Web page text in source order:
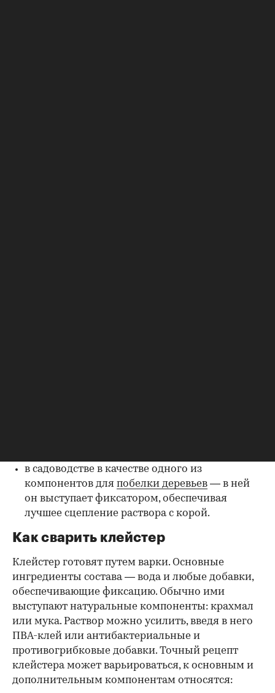
в садоводстве в качестве одного из
компонентов для побелки деревьев — в ней
он выступает фиксатором, обеспечивая
лучшее сцепление раствора с корой.
Как сварить клейстер
Клейстер готовят путем варки. Основные
ингредиенты состава — вода и любые добавки,
обеспечивающие фиксацию. Обычно ими
выступают натуральные компоненты: крахмал
или мука. Раствор можно усилить, введя в него
ПВА-клей или антибактериальные и
противогрибковые добавки. Точный рецепт
клейстера может варьироваться, к основным и
дополнительным компонентам относятся: